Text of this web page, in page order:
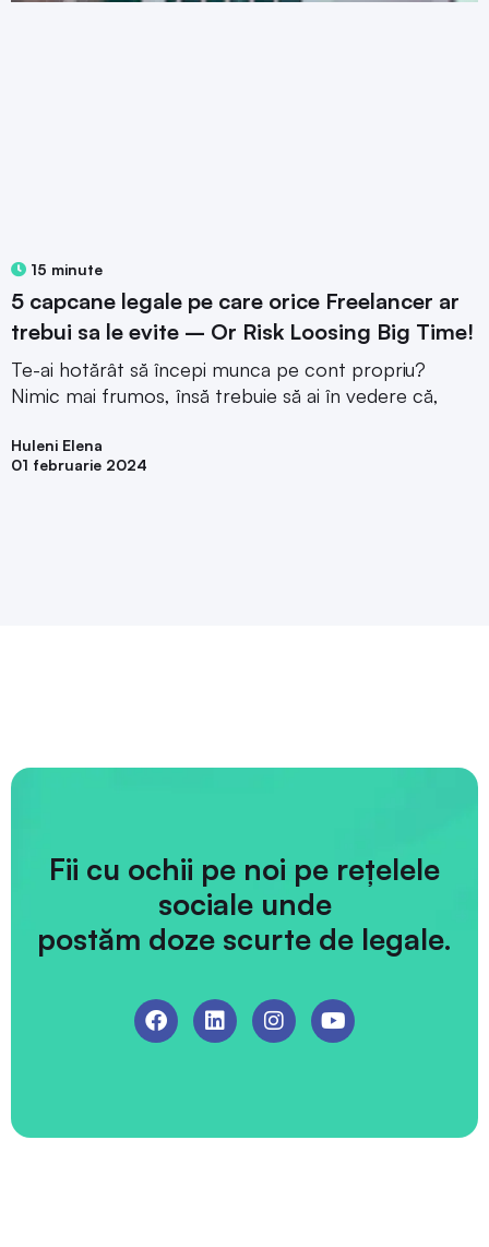
15 minute
5 capcane legale pe care orice Freelancer ar
trebui sa le evite – Or Risk Loosing Big Time!
Te-ai hotărât să începi munca pe cont propriu?
Nimic mai frumos, însă trebuie să ai în vedere că,
Huleni Elena
01 februarie 2024
Fii cu ochii pe noi pe rețelele
sociale unde
postăm doze scurte de legale.